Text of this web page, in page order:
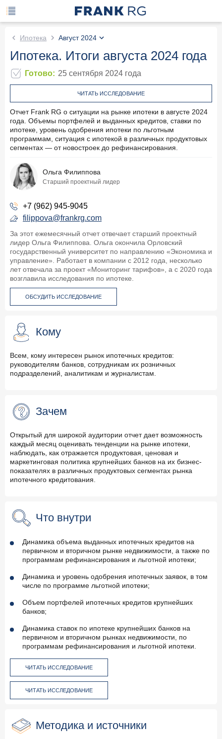
Ипотека Август 2024
Ипотека. Итоги августа 2024 года
Готово: 25 сентября 2024 года
ЧИТАТЬ ИССЛЕДОВАНИЕ
Отчет Frank RG о ситуации на рынке ипотеки в августе 2024
года. Объемы портфелей и выданных кредитов, ставки по
ипотеке, уровень одобрения ипотеки по льготным
программам, ситуация с ипотекой в различных продуктовых
сегментах — от новостроек до рефинансирования.
Ольга Филиппова
Старший проектный лидер
+7 (962) 945-9045
filippova@frankrg.com
За этот ежемесячный отчет отвечает старший проектный
лидер Ольга Филиппова. Ольга окончила Орловский
государственный университет по направлению «Экономика и
управление». Работает в компании с 2012 года, несколько
лет отвечала за проект «Мониторинг тарифов», а с 2020 года
возглавила исследования по ипотеке.
ОБСУДИТЬ ИССЛЕДОВАНИЕ
Кому
Всем, кому интересен рынок ипотечных кредитов:
руководителям банков, сотрудникам их розничных
подразделений, аналитикам и журналистам.
Зачем
Открытый для широкой аудитории отчет дает возможность
каждый месяц оценивать тенденции на рынке ипотеки,
наблюдать, как отражается продуктовая, ценовая и
маркетинговая политика крупнейших банков на их бизнес-
показателях в различных продуктовых сегментах рынка
ипотечного кредитования.
Что внутри
Динамика объема выданных ипотечных кредитов на
первичном и вторичном рынке недвижимости, а также по
программам рефинансирования и льготной ипотеки;
Динамика и уровень одобрения ипотечных заявок, в том
числе по программе льготной ипотеки;
Объем портфелей ипотечных кредитов крупнейших
банков;
Динамика ставок по ипотеке крупнейших банков на
первичном и вторичном рынках недвижимости, по
программам рефинансирования и льготной ипотеки.
ЧИТАТЬ ИССЛЕДОВАНИЕ
ЧИТАТЬ ИССЛЕДОВАНИЕ
Методика и источники